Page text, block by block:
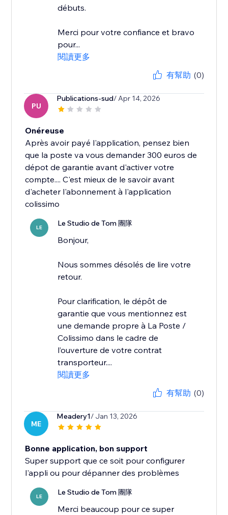
débuts.
Merci pour votre confiance et bravo
pour...
閱讀更多
有幫助 (0)
PU
Publications-sud/ Apr 14, 2026
Onéreuse
Après avoir payé l'application, pensez bien
que la poste va vous demander 300 euros de
dépot de garantie avant d'activer votre
compte.... C'est mieux de le savoir avant
d'acheter l'abonnement à l'application
colissimo
LE Le Studio de Tom 團隊
Bonjour,
Nous sommes désolés de lire votre
retour.
Pour clarification, le dépôt de
garantie que vous mentionnez est
une demande propre à La Poste /
Colissimo dans le cadre de
l’ouverture de votre contrat
transporteur....
閱讀更多
有幫助 (0)
ME
Meadery1/ Jan 13, 2026
Bonne application, bon support
Super support que ce soit pour configurer
l'appli ou pour dépanner des problèmes
LE Le Studio de Tom 團隊
Merci beaucoup pour ce super